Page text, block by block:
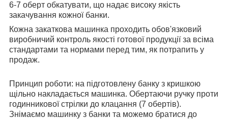
6-7 оберт обкатувати, що надає високу якість
закачування кожної банки.
Кожна закаткова машинка проходить обов'язковий
виробничий контроль якості готової продукції за всіма
стандартами та нормами перед тим, як потрапить у
продаж.
Принцип роботи: на підготовлену банку з кришкою
щільно накладається машинка. Обертаючи ручку проти
годинникової стрілки до клацання (7 обертів).
Знімаємо машинку з банки та можемо братися до